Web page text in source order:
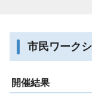
市民ワーク
開催結果